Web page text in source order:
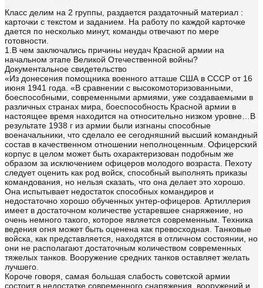
Класс делим на 2 группы, раздается раздаточный материал :
карточки с текстом и заданием. На работу по каждой карточке
дается по несколько минут, команды отвечают по мере
готовности.
1.В чем заключались причины неудач Красной армии на
начальном этапе Великой Отечественной войны?
Документальное свидетельство
«Из донесения помощника военного атташе США в СССР от 16
июня 1941 года. «В сравнении с высокомоторизованными,
боеспособными, современными армиями, уже создаваемыми в
различных странах мира, боеспособность Красной армии в
настоящее время находится на относительно низком уровне…В
результате 1938 г из армии были изгнаны способные
военачальники, что сделало ее сегодняшний высший командный
состав в качественном отношении неполноценным. Офицерский
корпус в целом может быть охарактеризован подобным же
образом за исключением офицеров молодого возраста. Пехоту
следует оценить как род войск, способный выполнять приказы
командования, но нельзя сказать, что она делает это хорошо.
Она испытывает недостаток способных командиров и
недостаточно хорошо обученных унтер-офицеров. Артиллерия
имеет в достаточном количестве устаревшее снаряжение, но
очень немного такого, которое является современным. Техника
ведения огня может быть оценена как превосходная. Танковые
войска, как представляется, находятся в отличном состоянии, но
они не располагают достаточным количеством современных
тяжелых танков. Вооружение средних танков оставляет желать
лучшего.
Короче говоря, самая большая слабость советской армии
состоит в недостатке современного снаряжения, вооружений и